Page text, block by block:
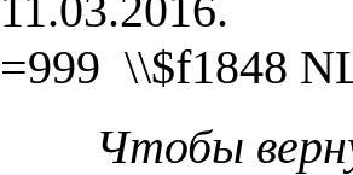
=999 \\$f1848
Чтобы